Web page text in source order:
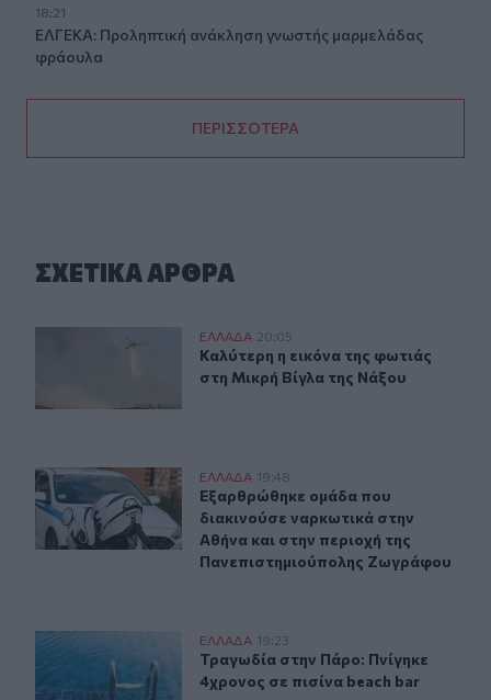
18:21
ΕΛΓΕΚΑ: Προληπτική ανάκληση γνωστής μαρμελάδας
φράουλα
ΠΕΡΙΣΣΟΤΕΡΑ
ΣΧΕΤΙΚA AΡΘΡΑ
Καλύτερη η εικόνα της φωτιάς στη Μικρή Βίγλα της
ΕΛΛAΔΑ 20:05
Καλύτερη η εικόνα της φωτιάς στη
Καλύτερη η εικόνα της φωτιάς
στη Μικρή Βίγλα της Νάξου
Εξαρθρώθηκε ομάδα που διακινούσε ναρκωτικά στην
ΕΛΛAΔΑ 19:48
Εξαρθρώθηκε ομάδα που
Εξαρθρώθηκε ομάδα που
διακινούσε ναρκωτικά στην
Αθήνα και στην περιοχή της
Πανεπιστημιούπολης Ζωγράφου
Τραγωδία στην Πάρο: Πνίγηκε 4χρονος σε πισίνα
ΕΛΛAΔΑ 19:23
Τραγωδία στην Πάρο: Πνίγηκε
Τραγωδία στην Πάρο: Πνίγηκε
4χρονος σε πισίνα beach bar